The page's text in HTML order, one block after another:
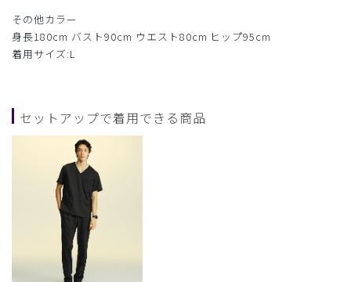
その他カラー
身長180cm バスト90cm ウエスト80cm ヒップ95cm
着用サイズ:L
セットアップで着用できる商品